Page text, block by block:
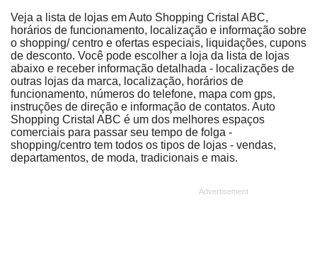
Veja a lista de lojas em Auto Shopping Cristal ABC,
horários de funcionamento, localização e informação sobre
o shopping/ centro e ofertas especiais, liquidações, cupons
de desconto. Você pode escolher a loja da lista de lojas
abaixo e receber informação detalhada - localizações de
outras lojas da marca, localização, horários de
funcionamento, números do telefone, mapa com gps,
instruções de direção e informação de contatos. Auto
Shopping Cristal ABC é um dos melhores espaços
comerciais para passar seu tempo de folga -
shopping/centro tem todos os tipos de lojas - vendas,
departamentos, de moda, tradicionais e mais.